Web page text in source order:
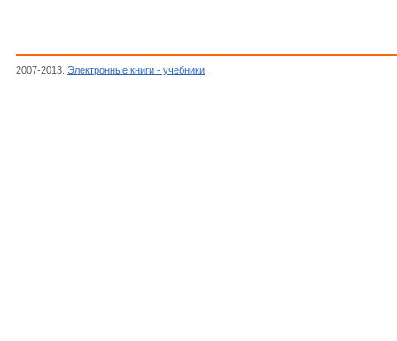
2007-2013. Электронные книги - учебники